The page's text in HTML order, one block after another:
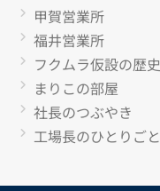
甲賀営業所
福井営業所
フクムラ仮設の歴史
まりこの部屋
社長のつぶやき
工場長のひとりごと